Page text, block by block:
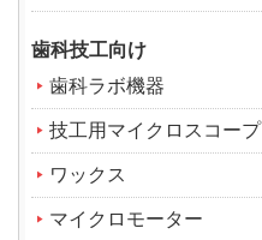
歯科技工向け
歯科ラボ機器
技工用マイクロスコープ
ワックス
マイクロモーター